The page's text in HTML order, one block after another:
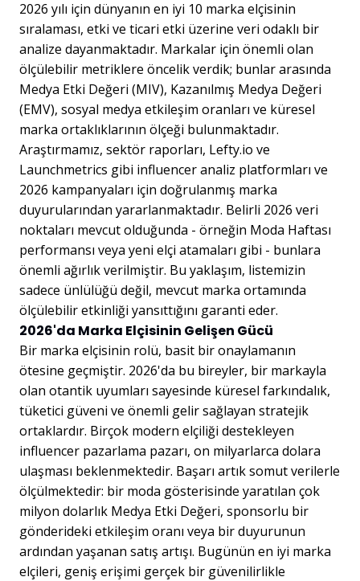
2026 yılı için dünyanın en iyi 10 marka elçisinin
sıralaması, etki ve ticari etki üzerine veri odaklı bir
analize dayanmaktadır. Markalar için önemli olan
ölçülebilir metriklere öncelik verdik; bunlar arasında
Medya Etki Değeri (MIV), Kazanılmış Medya Değeri
(EMV), sosyal medya etkileşim oranları ve küresel
marka ortaklıklarının ölçeği bulunmaktadır.
Araştırmamız, sektör raporları, Lefty.io ve
Launchmetrics gibi influencer analiz platformları ve
2026 kampanyaları için doğrulanmış marka
duyurularından yararlanmaktadır. Belirli 2026 veri
noktaları mevcut olduğunda - örneğin Moda Haftası
performansı veya yeni elçi atamaları gibi - bunlara
önemli ağırlık verilmiştir. Bu yaklaşım, listemizin
sadece ünlülüğü değil, mevcut marka ortamında
ölçülebilir etkinliği yansıttığını garanti eder.
2026'da Marka Elçisinin Gelişen Gücü
Bir marka elçisinin rolü, basit bir onaylamanın
ötesine geçmiştir. 2026'da bu bireyler, bir markayla
olan otantik uyumları sayesinde küresel farkındalık,
tüketici güveni ve önemli gelir sağlayan stratejik
ortaklardır. Birçok modern elçiliği destekleyen
influencer pazarlama pazarı, on milyarlarca dolara
ulaşması beklenmektedir. Başarı artık somut verilerle
ölçülmektedir: bir moda gösterisinde yaratılan çok
milyon dolarlık Medya Etki Değeri, sponsorlu bir
gönderideki etkileşim oranı veya bir duyurunun
ardından yaşanan satış artışı. Bugünün en iyi marka
elçileri, geniş erişimi gerçek bir güvenilirlikle